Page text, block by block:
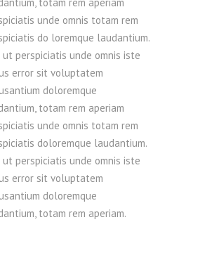
unde omnis totam rem
do loremque laudantium.
ut perspiciatis unde omnis iste
error sit voluptatem
doloremque
totam rem aperiam
unde omnis totam rem
doloremque laudantium.
ut perspiciatis unde omnis iste
error sit voluptatem
doloremque
totam rem aperiam.